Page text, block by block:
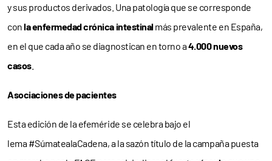
y sus productos derivados. Una patología que se corresponde
conla enfermedad crónica intestinalmás prevalente en España,
en el que cada año se diagnostican en torno a4.000 nuevos
casos.
Asociaciones de pacientes
Esta edición de la efeméride se celebra bajo el
lema #SúmatealaCadena, a la sazón título de la campaña puesta